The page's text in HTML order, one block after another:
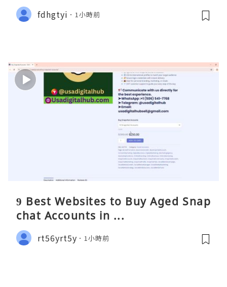
fdhgtyi 1小時前
9 Best Websites to Buy Aged Snap
chat Accounts in ...
rt56yrt5y 1小時前